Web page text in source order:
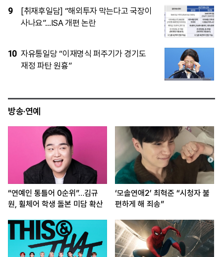
4
[속보] 카카오, 2026년 임금협약 최종 타
결
5
“2030은 버스에서 살라고?”…황희 ‘폐버
스 거주’ 제안에 역풍
방송·연예
“연예인 통틀어 0순위”…김규
원, 휠체어 학생 돌본 미담 확산
‘모솔연애2’ 최혁준 “시청자 불
편하게 해 죄송”